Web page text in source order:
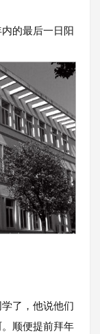
的最后一日阳
了，他说他们
顺便提前拜年